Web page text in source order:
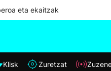
eta ekaitzak
Klisk Zuretzat